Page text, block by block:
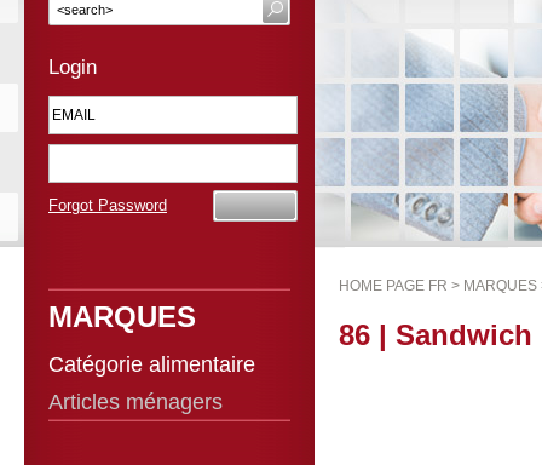
Login
Forgot Password
MARQUES
Catégorie alimentaire
Articles ménagers
HOME PAGE FR > MARQUES
86 |